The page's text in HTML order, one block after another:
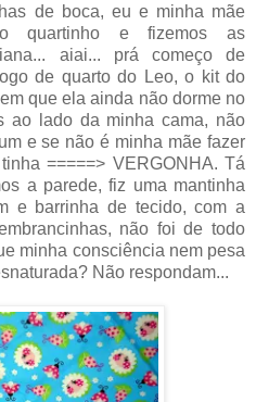
de boca, eu e minha mãe
quartinho e fizemos as
aiai... prá começo de
de quarto do Leo, o kit do
que ela ainda não dorme no
ao lado da minha cama, não
e se não é minha mãe fazer
=====> VERGONHA. Tá
a parede, fiz uma mantinha
e barrinha de tecido, com a
não foi de todo
minha consciência nem pesa
Não respondam...